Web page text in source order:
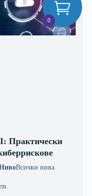
Практически
Всички нива
0